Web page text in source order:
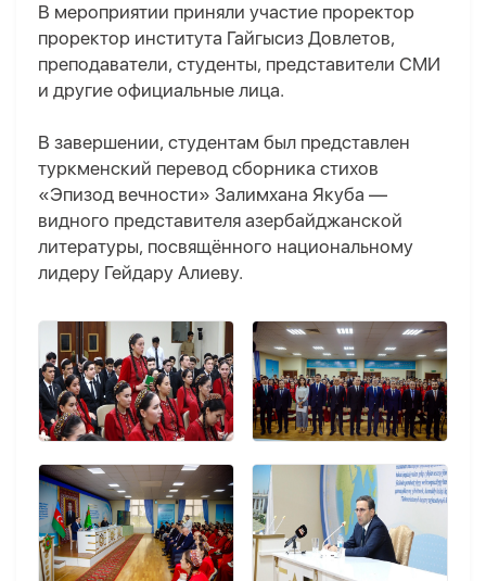
В мероприятии приняли участие проректор
проректор института Гайгысиз Довлетов,
преподаватели, студенты, представители СМИ
и другие официальные лица.
В завершении, студентам был представлен
туркменский перевод сборника стихов
«Эпизод вечности» Залимхана Якуба —
видного представителя азербайджанской
литературы, посвящённого национальному
лидеру Гейдару Алиеву.